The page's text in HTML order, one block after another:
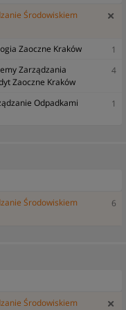
Środowiskiem
Zaoczne Kraków
1
Zarządzania
Zaoczne Kraków
4
Odpadkami
1
Środowiskiem
6
Środowiskiem